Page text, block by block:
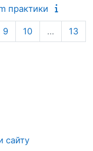
практики
7 8
9Сторінка 9
10Сторінка 10
… 13
сайту